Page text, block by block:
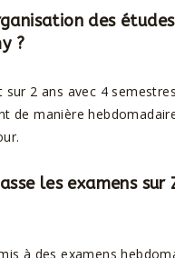
des études
?
2 ans avec 4
de manière
les examens sur
à des examens